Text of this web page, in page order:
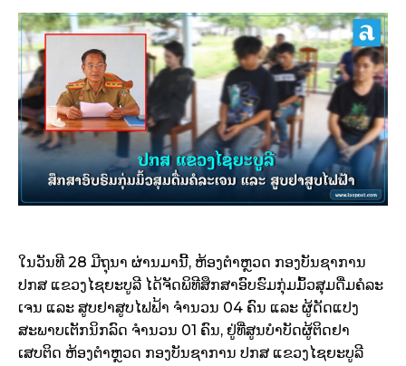
ໃນວັນທີ 28 ມີຖຸນາ ຜ່ານມານີ້, ຫ້ອງຕໍາຫຼວດ ກອງບັນຊາການ
ປກສ ແຂວງໄຊຍະບູລີ ໄດ້ຈັດພິທີສຶກສາອົບຮົມກຸ່ມມົ້ວສຸມດື່ມຄໍລະ
ເຈນ ແລະ ສູບຢາສູບໄຟຟ້າ ຈຳນວນ 04 ຄົນ ແລະ ຜູ້ດັດແປງ
ສະພາບເຕັກນິກລົດ ຈໍານວນ 01 ຄົນ, ຢູ່ທີ່ສູນບໍາບັດຜູ້ຕິດຢາ
ເສບຕິດ ຫ້ອງຕຳຫຼວດ ກອງບັນຊາການ ປກສ ແຂວງໄຊຍະບູລີ